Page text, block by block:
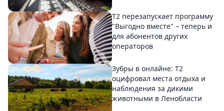
Т2 перезапускает программу
"Выгодно вместе" – теперь и
для абонентов других
операторов
Зубры в онлайне: Т2
оцифровал места отдыха и
наблюдения за дикими
животными в Ленобласти